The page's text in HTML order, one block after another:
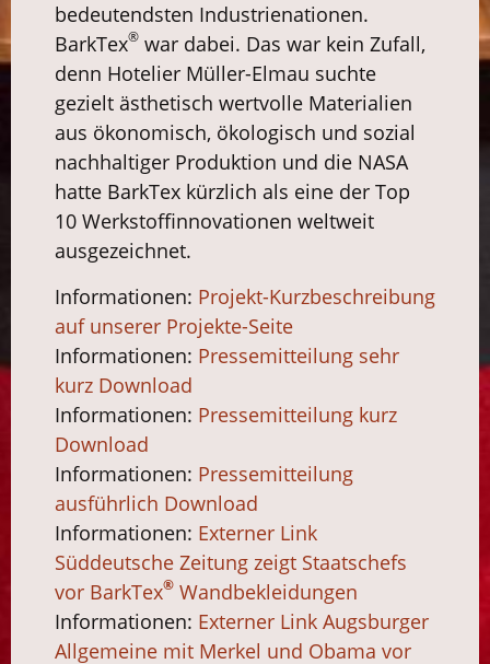
bedeutendsten Industrienationen.
BarkTex® war dabei. Das war kein Zufall,
denn Hotelier Müller-Elmau suchte
gezielt ästhetisch wertvolle Materialien
aus ökonomisch, ökologisch und sozial
nachhaltiger Produktion und die NASA
hatte BarkTex kürzlich als eine der Top
10 Werkstoffinnovationen weltweit
ausgezeichnet.
Informationen: Projekt-Kurzbeschreibung
auf unserer Projekte-Seite
Informationen: Pressemitteilung sehr
kurz Download
Informationen: Pressemitteilung kurz
Download
Informationen: Pressemitteilung
ausführlich Download
Informationen: Externer Link
Süddeutsche Zeitung zeigt Staatschefs
vor BarkTex® Wandbekleidungen
Informationen: Externer Link Augsburger
Allgemeine mit Merkel und Obama vor